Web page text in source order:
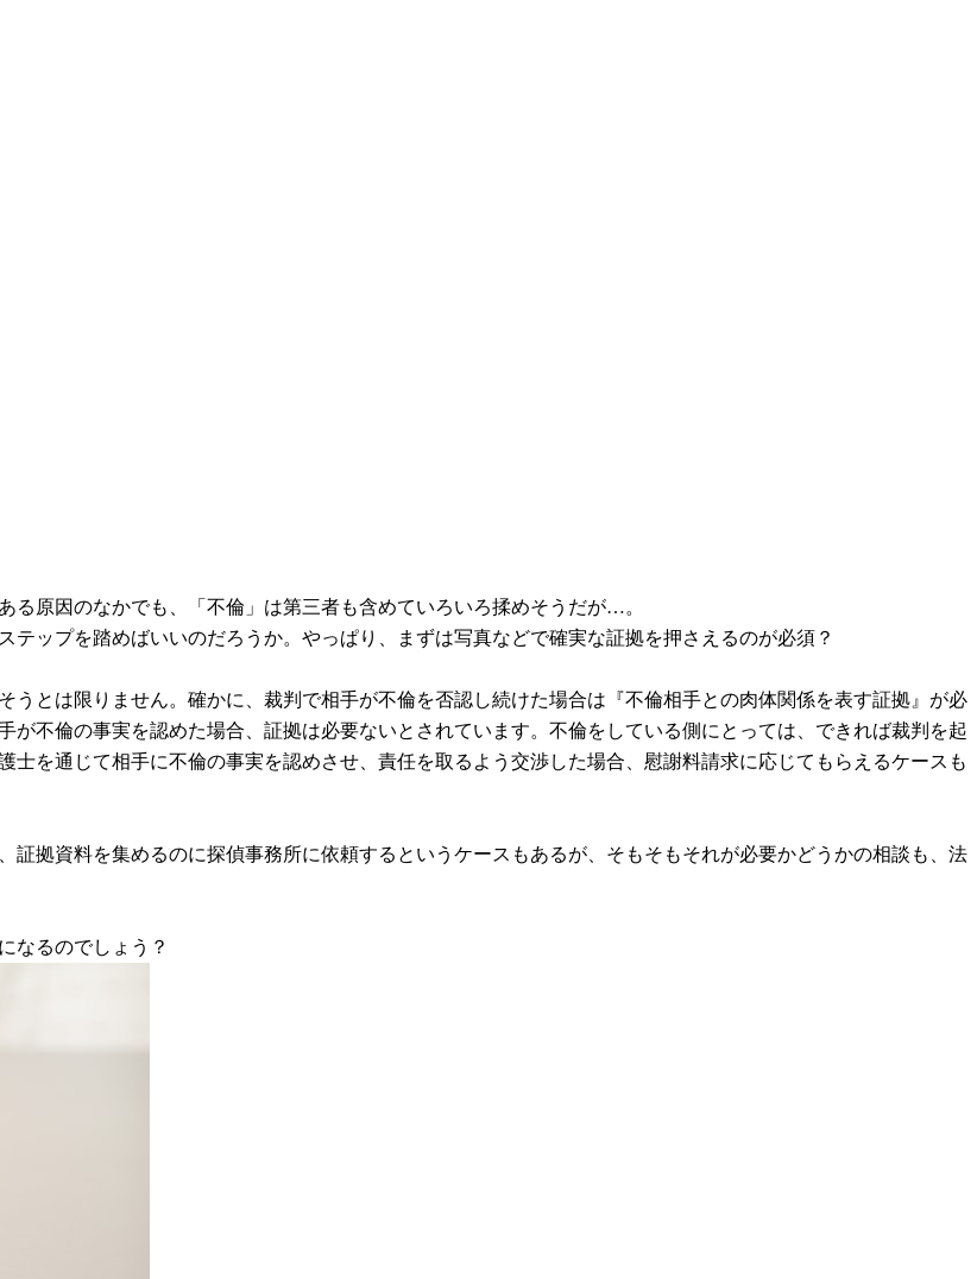
原因のなかでも、「不倫」は第三者も含めていろいろ揉めそうだが…。
ップを踏めばいいのだろうか。やっぱり、まずは写真などで確実な証拠を押さえるのが必須？
うとは限りません。確かに、裁判で相手が不倫を否認し続けた場合は『不倫相手との肉体関係を表す証拠』が必
不倫の事実を認めた場合、証拠は必要ないとされています。不倫をしている側にとっては、できれば裁判を起
を通じて相手に不倫の事実を認めさせ、責任を取るよう交渉した場合、慰謝料請求に応じてもらえるケースも
拠資料を集めるのに探偵事務所に依頼するというケースもあるが、そもそもそれが必要かどうかの相談も、法
なるのでしょう？